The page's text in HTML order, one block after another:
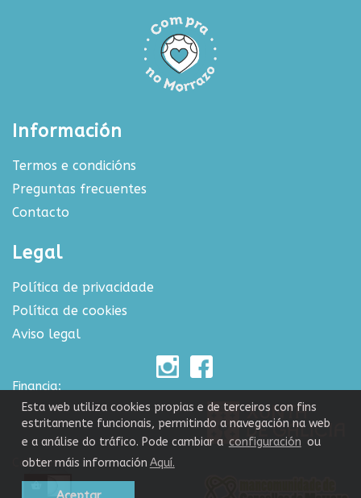
Información
Termos e condicións
Preguntas frecuentes
Contacto
Legal
Política de privacidade
Política de cookies
Aviso legal
Financia:
Colabora:
Esta web utiliza cookies propias e de terceiros con fins
estritamente funcionais, permitindo a navegación na web
e a análise do tráfico. Pode cambiar a configuración ou
obter máis información Aquí.